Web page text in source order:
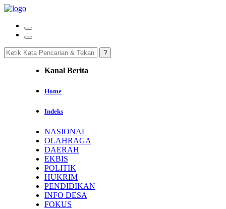
Kanal Berita
Home
Indeks
NASIONAL
OLAHRAGA
DAERAH
EKBIS
POLITIK
HUKRIM
PENDIDIKAN
INFO DESA
FOKUS